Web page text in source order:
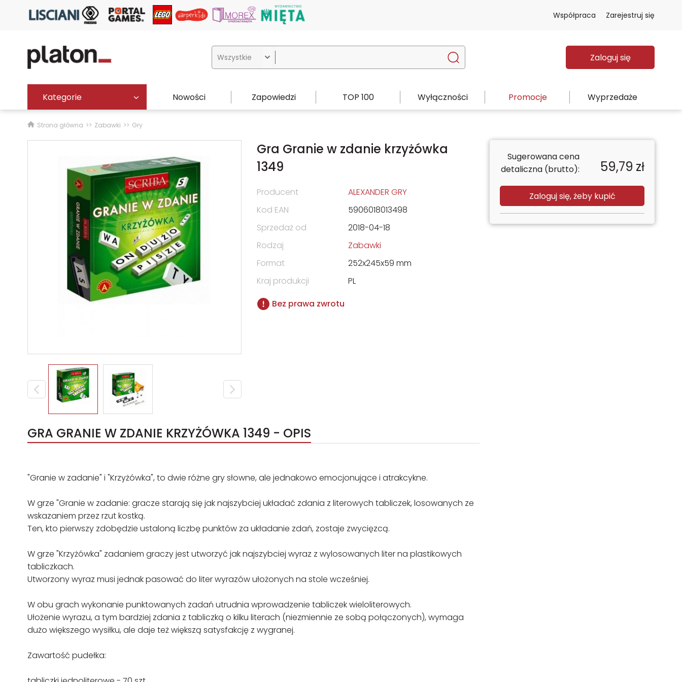
Współpraca Zarejestruj się
 Zaloguj się
Kategorie Nowości Zapowiedzi TOP 100 Wyłączności Promocje Wyprzedaże
Strona główna Zabawki Gry
Gra Granie w zdanie krzyżówka
1349
Producent
ALEXANDER GRY
Kod EAN
5906018013498
Sprzedaż od
2018-04-18
Rodzaj
Zabawki
Format
252x245x59 mm
Kraj produkcji
PL
Bez prawa zwrotu
GRA GRANIE W ZDANIE KRZYŻÓWKA 1349 - OPIS
"Granie w zadanie" i "Krzyżówka", to dwie różne gry słowne, ale jednakowo emocjonujące i atrakcykne.
W grze "Granie w zadanie: gracze starają się jak najszybciej układać zdania z literowych tabliczek, losowanych ze
wskazaniem przez rzut kostką.
Ten, kto pierwszy zdobędzie ustaloną liczbę punktów za układanie zdań, zostaje zwycięzcą.
W grze "Krzyżówka" zadaniem graczy jest utworzyć jak najszybciej wyraz z wylosowanych liter na plastikowych
tabliczkach.
Utworzony wyraz musi jednak pasować do liter wyrazów ułożonych na stole wcześniej.
W obu grach wykonanie punktowanych zadań utrudnia wprowadzenie tabliczek wieloliterowych.
Ułożenie wyrazu, a tym bardziej zdania z tabliczką o kilku literach (niezmiennie ze sobą połączonych), wymaga
dużo większego wysiłku, ale daje też większą satysfakcję z wygranej.
Zawartość pudełka:
Sugerowana cena
detaliczna (brutto):
59,79 zł
Zaloguj się, żeby kupić